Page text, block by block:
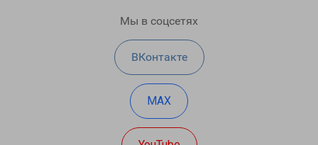
Мы в соцсетях
ВКонтакте
MAX